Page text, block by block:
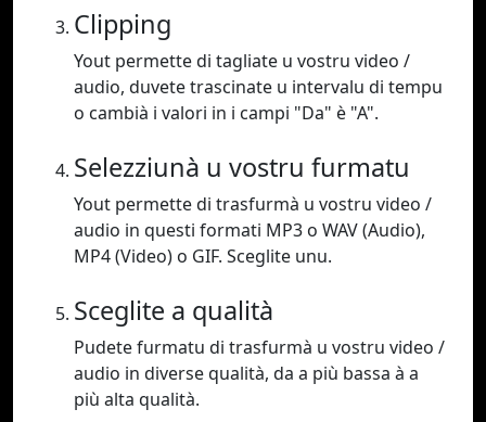
Clipping
Yout permette di tagliate u vostru video /
audio, duvete trascinate u intervalu di tempu
o cambià i valori in i campi "Da" è "A".
Selezziunà u vostru furmatu
Yout permette di trasfurmà u vostru video /
audio in questi formati MP3 o WAV (Audio),
MP4 (Video) o GIF. Sceglite unu.
Sceglite a qualità
Pudete furmatu di trasfurmà u vostru video /
audio in diverse qualità, da a più bassa à a
più alta qualità.